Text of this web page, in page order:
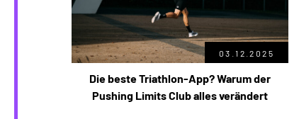
03.12.2025
Die beste Triathlon-App? Warum der
Pushing Limits Club alles verändert